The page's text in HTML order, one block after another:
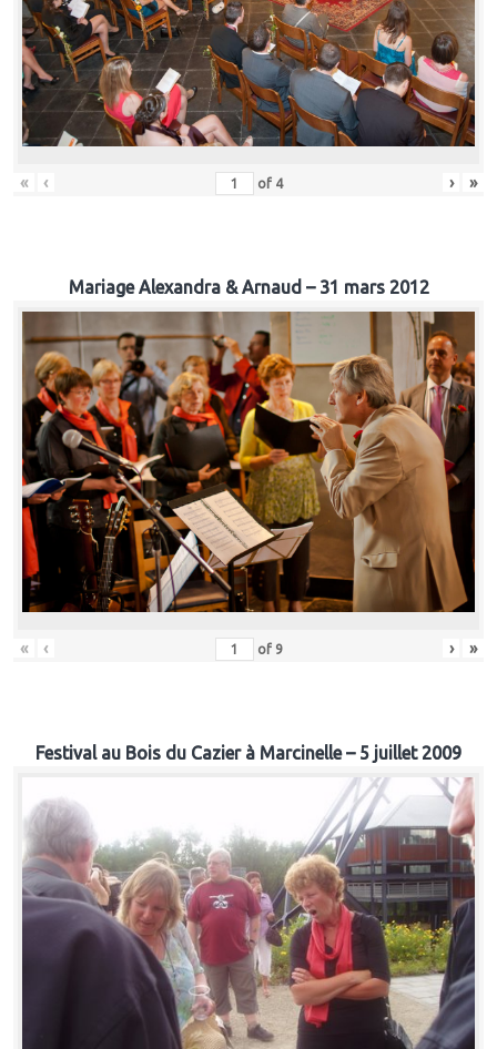
« ‹ of 4 › »
Mariage Alexandra & Arnaud – 31 mars 2012
« ‹ of 9 › »
Festival au Bois du Cazier à Marcinelle – 5 juillet 2009